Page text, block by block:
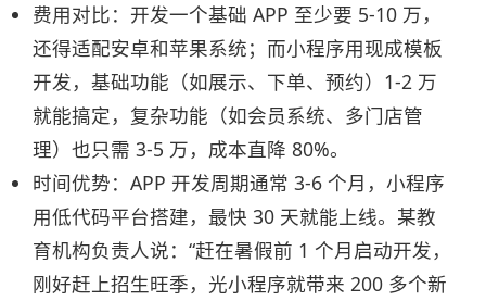
费用对比：开发一个基础 APP 至少要 5-10 万，
还得适配安卓和苹果系统；而小程序用现成模板
开发，基础功能（如展示、下单、预约）1-2 万
就能搞定，复杂功能（如会员系统、多门店管
理）也只需 3-5 万，成本直降 80%。​
时间优势：APP 开发周期通常 3-6 个月，小程序
用低代码平台搭建，最快 30 天就能上线。某教
育机构负责人说：“赶在暑假前 1 个月启动开发，
刚好赶上招生旺季，光小程序就带来 200 多个新